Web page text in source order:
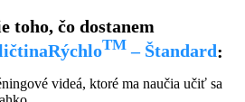
toho, čo dostanem
TM – Štandard:
videá, ktoré ma naučia učiť sa